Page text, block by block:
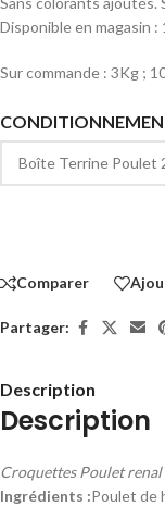
Disponible en magasin
Sur commande : 3Kg ;
Comparer
Partager:
Description
Description
Croquettes Poulet renal
Ingrédients :Poulet de